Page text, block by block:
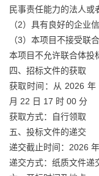
民事责任能力的法人或
（2）具有良好的企业
（3）本项目不接受联
本项目不允许联合体投
四、招标文件的获取
获取时间：从 2026
月 22 日 17 时 00 分
获取方式：自行领取
五、投标文件的递交
递交截止时间：2026
递交方式：纸质文件递